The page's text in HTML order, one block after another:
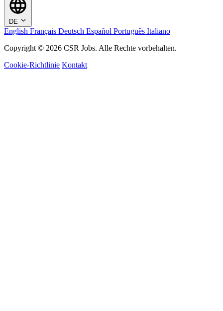
DE
English Français Deutsch Español Português Italiano
Copyright © 2026 CSR Jobs. Alle Rechte vorbehalten.
Cookie-Richtlinie Kontakt